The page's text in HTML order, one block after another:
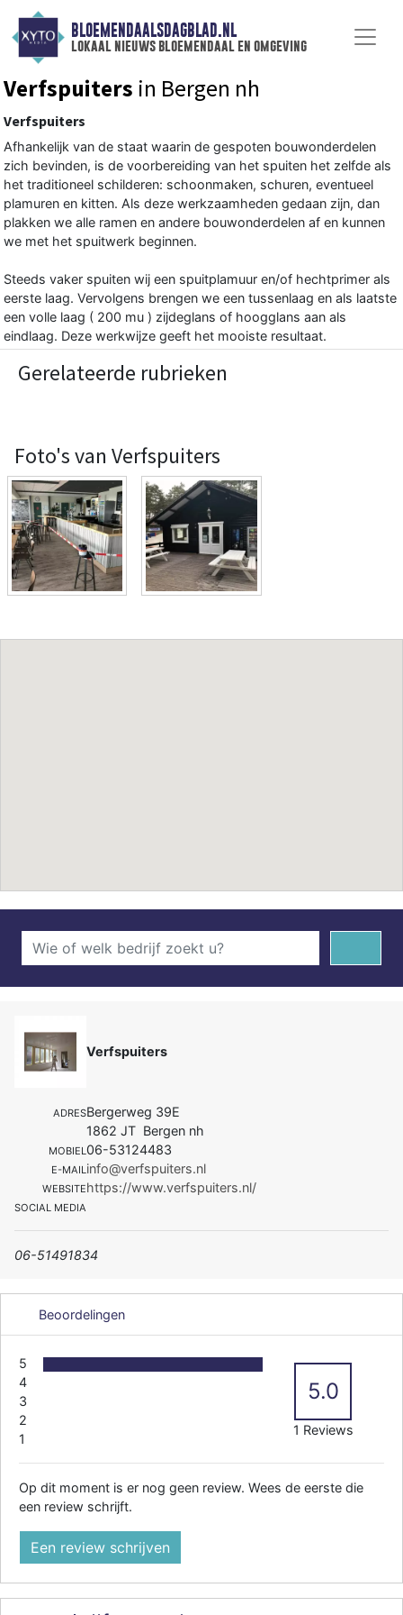
BLOEMENDAALSDAGBLAD.NL
lokaal nieuws bloemendaal en omgeving
Verfspuiters in Bergen nh
Verfspuiters
Afhankelijk van de staat waarin de gespoten bouwonderdelen
zich bevinden, is de voorbereiding van het spuiten het zelfde als
het traditioneel schilderen: schoonmaken, schuren, eventueel
plamuren en kitten. Als deze werkzaamheden gedaan zijn, dan
plakken we alle ramen en andere bouwonderdelen af en kunnen
we met het spuitwerk beginnen.
Steeds vaker spuiten wij een spuitplamuur en/of hechtprimer als
eerste laag. Vervolgens brengen we een tussenlaag en als laatste
een volle laag ( 200 mu ) zijdeglans of hoogglans aan als
eindlaag. Deze werkwijze geeft het mooiste resultaat.
Gerelateerde rubrieken
Foto's van Verfspuiters
Verfspuiters
ADRESBergerweg 39E
1862 JT Bergen nh
MOBIEL06-53124483
E-MAILinfo@verfspuiters.nl
WEBSITEhttps://www.verfspuiters.nl/
SOCIAL MEDIA
06-51491834
Beoordelingen
5
4
3
2
1
5.0
1 Reviews
Op dit moment is er nog geen review. Wees de eerste die
een review schrijft.
Een review schrijven